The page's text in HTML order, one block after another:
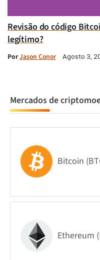
Revisão do código
legítimo?
PorJason Conor Agosto 3,
Mercados de
Bitcoin
Ethereum